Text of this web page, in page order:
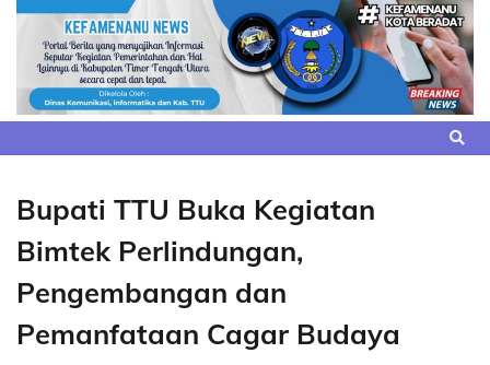
Skip
content
Bupati TTU Buka Kegiatan
Bimtek Perlindungan,
Pengembangan dan
Pemanfataan Cagar Budaya